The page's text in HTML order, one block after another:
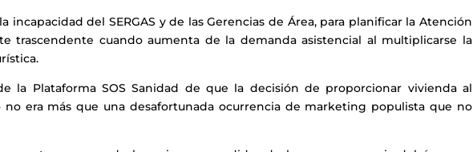
incapacidad del SERGAS y de las Gerencias de Área, para planificar la Atención
trascendente cuando aumenta de la demandaasistencial al multiplicarse la
la Plataforma SOS Sanidad de que la decisión de proporcionar vivienda al
era más que una desafortunada ocurrencia de marketing populista que no